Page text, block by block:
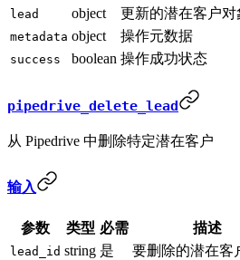
lead object 更新的潜在客户对
metadata object 操作元数据
success boolean 操作成功状态
pipedrive_delete_lead
从 Pipedrive 中删除特定潜在客户
输入
参数 类型 必需 描述
lead_id string 是 要删除的潜在客